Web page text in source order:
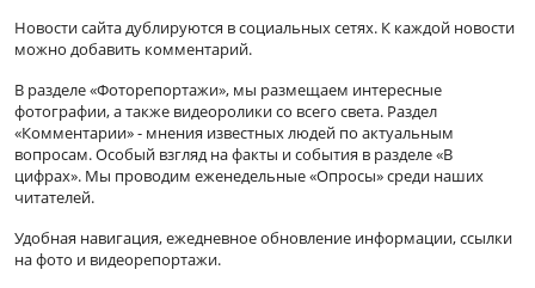
Новости сайта дублируются в социальных сетях. К каждой новости
можно добавить комментарий.
В разделе «Фоторепортажи», мы размещаем интересные
фотографии, а также видеоролики со всего света. Раздел
«Комментарии» - мнения известных людей по актуальным
вопросам. Особый взгляд на факты и события в разделе «В
цифрах». Мы проводим еженедельные «Опросы» среди наших
читателей.
Удобная навигация, ежедневное обновление информации, ссылки
на фото и видеорепортажи.